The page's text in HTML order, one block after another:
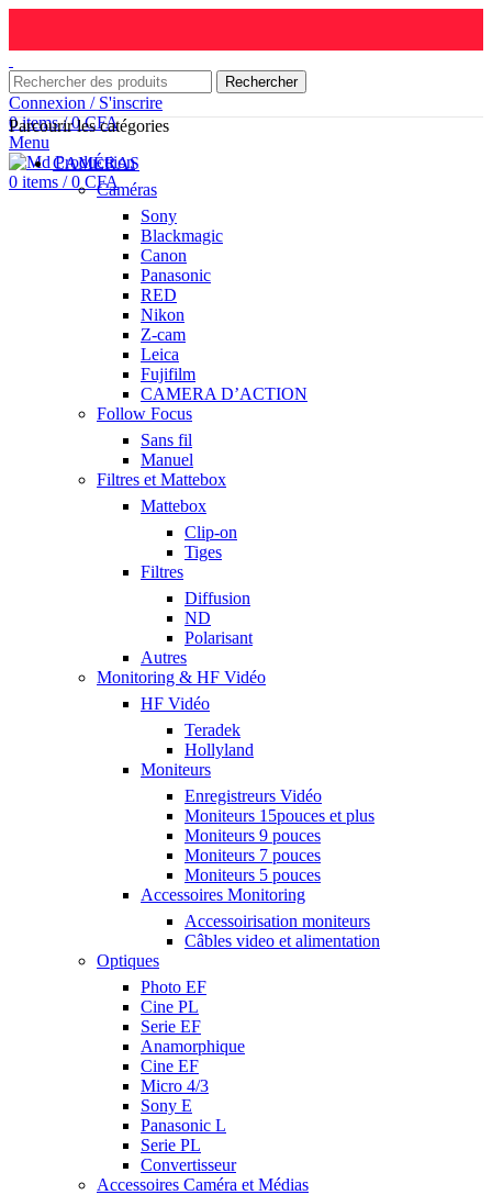
Rechercher
Connexion / S'inscrire
0items / 0CFA
Menu
0 items / 0 CFA
Parcourir les catégories
CAMÉRAS
Caméras
Sony
Blackmagic
Canon
Panasonic
RED
Nikon
Z-cam
Leica
Fujifilm
CAMERA D’ACTION
Follow Focus
Sans fil
Manuel
Filtres et Mattebox
Mattebox
Clip-on
Tiges
Filtres
Diffusion
ND
Polarisant
Autres
Monitoring & HF Vidéo
HF Vidéo
Teradek
Hollyland
Moniteurs
Enregistreurs Vidéo
Moniteurs 15pouces et plus
Moniteurs 9 pouces
Moniteurs 7 pouces
Moniteurs 5 pouces
Accessoires Monitoring
Accessoirisation moniteurs
Câbles video et alimentation
Optiques
Photo EF
Cine PL
Serie EF
Anamorphique
Cine EF
Micro 4/3
Sony E
Panasonic L
Serie PL
Convertisseur
Accessoires Caméra et Médias